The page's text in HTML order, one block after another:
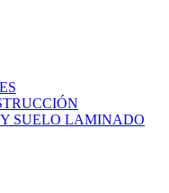
SUELO LAMINADO